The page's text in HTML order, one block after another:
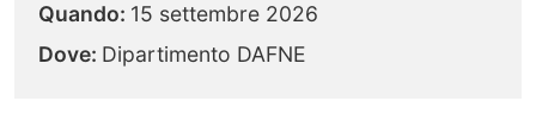
Quando: 15 settembre 2026
Dove: Dipartimento DAFNE